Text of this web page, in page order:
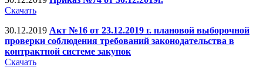
Скачать
30.12.2019 Акт №16 от 23.12.2019 г. плановой выборочной
проверки соблюдения требований законодательства в
контрактной системе закупок
Скачать